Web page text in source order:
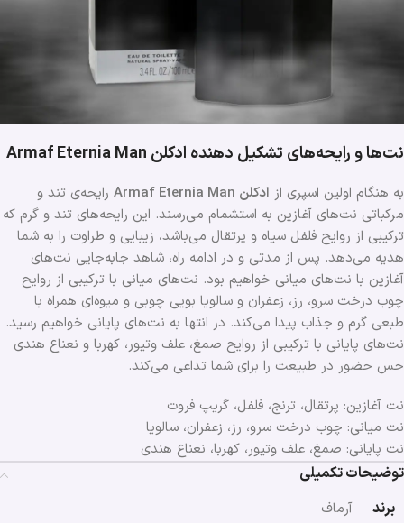
نت‌ها و رایحه‌های تشکیل دهنده ادکلن Armaf Eternia Man
به هنگام اولین اسپری از ادکلن Armaf Eternia Man
رایحه‌ی تند و
مرکباتی نت‌های آغازین به استشمام می‌رسند. این رایحه‌های تند و گرم که
ترکیبی از روایح فلفل سیاه و پرتقال می‌باشد، زیبایی و طراوت را به شما
هدیه می‌دهد. پس از مدتی و در ادامه راه، شاهد جابه‌جایی نت‌های
آغازین با نت‌های میانی خواهیم بود. نت‌های میانی با ترکیبی از روایح
چوب درخت سرو، رز، زعفران و سالویا بویی چوبی و میوه‌ای همراه با
طبعی گرم و جذاب پیدا می‌کند. در انتها به نت‌های پایانی خواهیم رسید.
نت‌های پایانی با ترکیبی از روایح صمغ، علف وتیور، کهربا و نعناع هندی
حس حضور در طبیعت را برای شما تداعی می‌کند.
نت آغازین: پرتقال، ترنج، فلفل، گریپ فروت
نت میانی: چوب درخت سرو، رز، زعفران، سالویا
نت پایانی: صمغ، علف وتیور، کهربا، نعناع هندی
توضیحات تکمیلی
برند
آرماف